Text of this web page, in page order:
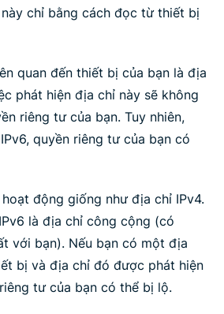
chỉ bằng cách đọc từ thiết bị
quan đến thiết bị của bạn là địa
phát hiện địa chỉ này sẽ không
riêng tư của bạn. Tuy nhiên,
quyền riêng tư của bạn có
động giống như địa chỉ IPv4.
là địa chỉ công cộng (có
với bạn). Nếu bạn có một địa
bị và địa chỉ đó được phát hiện
tư của bạn có thể bị lộ.